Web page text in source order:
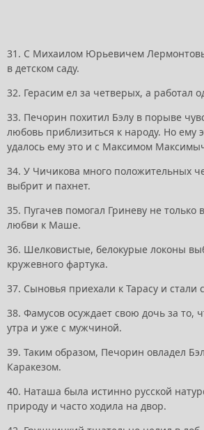
31. С Михаилом Юрьевичем
в детском саду.
32. Герасим ел за четверых, а работал
33. Печорин похитил Бэлу в порыве
любовь приблизиться к народу. Hо ему
удалось ему это и с Максимом
34. У Чичикова много положительных
выбрит и пахнет.
35. Пугачев помогал Гриневу не только
любви к Маше.
36. Шелковистые, белокурые локоны
кружевного фартука.
37. Сыновья приехали к Тарасу и стали
38. Фамусов осуждает свою дочь за то,
утра и уже с мужчиной.
39. Таким образом, Печорин овладел
Каракезом.
40. Наташа была истинно русской
природу и часто ходила на двор.